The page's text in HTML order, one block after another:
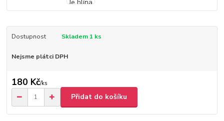
Dostupnost Skladem 1 ks
Nejsme plátci DPH
180 Kč/ks
Přidat do košíku